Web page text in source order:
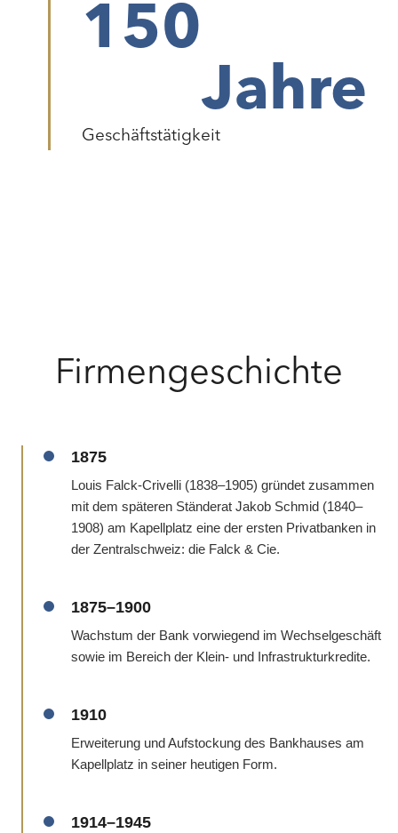
Geschäftstätigkeit
150
Jahre
Firmengeschichte
1875
Louis Falck-Crivelli (1838–1905) gründet zusammen
mit dem späteren Ständerat Jakob Schmid (1840–
1908) am Kapellplatz eine der ersten Privatbanken in
der Zentralschweiz: die Falck & Cie.
1875–1900
Wachstum der Bank vorwiegend im Wechselgeschäft
sowie im Bereich der Klein- und Infrastrukturkredite.
1910
Erweiterung und Aufstockung des Bankhauses am
Kapellplatz in seiner heutigen Form.
1914–1945